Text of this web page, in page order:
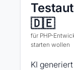
🇩🇪
für PHP-
starten wollen
KI